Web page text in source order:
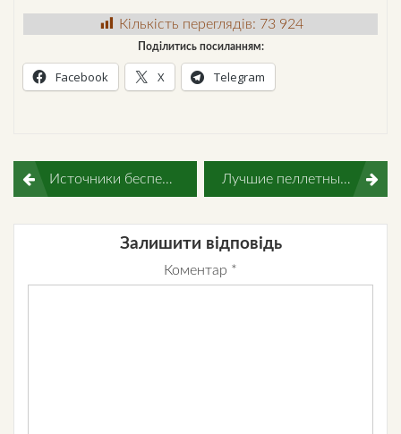
Кількість переглядів: 73 924
Поділитись посиланням:
Facebook X Telegram
Навігація
Источники бесперебойного питания для котлов – нужна ли такая халява Лучшие пеллетные горелки – больше в мире таких не бывает
Залишити відповідь
Коментар *